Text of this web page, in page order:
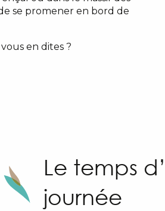
se promener en bord de
en dites ?
Le temps
journée